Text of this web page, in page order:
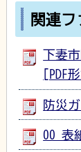
関連
下妻
[PDF
防災
00_表